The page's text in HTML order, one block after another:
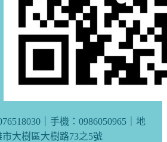
｜手機：0986050965｜地
大樹區大樹路73之5號